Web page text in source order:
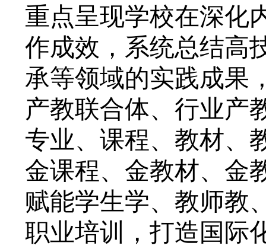
重点呈现学校在深化
作成效，系统总结高
承等领域的实践成果
产教联合体、行业产
专业、课程、教材、
金课程、金教材、金
赋能学生学、教师教
职业培训，打造国际